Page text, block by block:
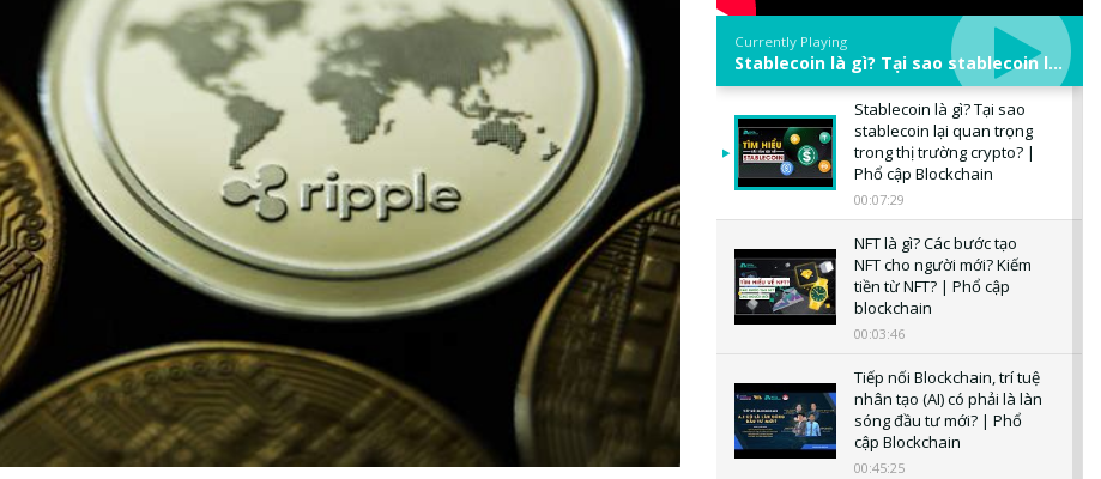
Currently Playing
Stablecoin là gì? Tại sao stablecoin lại quan trọng trong thị trường crypto? | Phổ cập Blockchain
Stablecoin là gì? Tại sao
stablecoin lại quan trọng
trong thị trường crypto? |
Phổ cập Blockchain
00:07:29
NFT là gì? Các bước tạo
NFT cho người mới? Kiếm
tiền từ NFT? | Phổ cập
blockchain
00:03:46
Tiếp nối Blockchain, trí tuệ
nhân tạo (AI) có phải là làn
sóng đầu tư mới? | Phổ
cập Blockchain
00:45:25